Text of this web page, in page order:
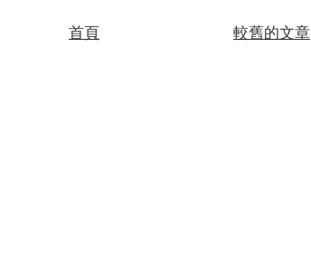
較舊的文章
首頁